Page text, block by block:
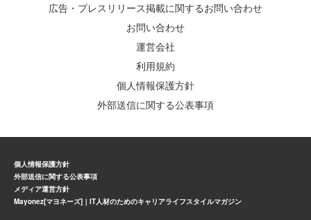
広告・プレスリリース掲載に関するお問い合わせ
お問い合わせ
運営会社
利用規約
個人情報保護方針
外部送信に関する公表事項
個人情報保護方針
外部送信に関する公表事項
メディア運営方針
Mayonez[マヨネーズ]｜IT人材のためのキャリアライフスタイルマガジン